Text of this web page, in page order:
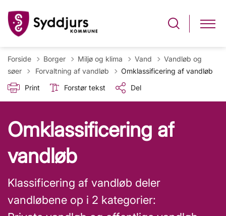
Forside Borger Miljø og klima Vand
Vandløb og
søer
Tilbage til
Forvaltning af vandløb
Omklassificering af vandløb
Print
Forstør tekst Del
Omklassificering af
vandløb
Klassificering af vandløb deler
vandløbene op i 2 kategorier: